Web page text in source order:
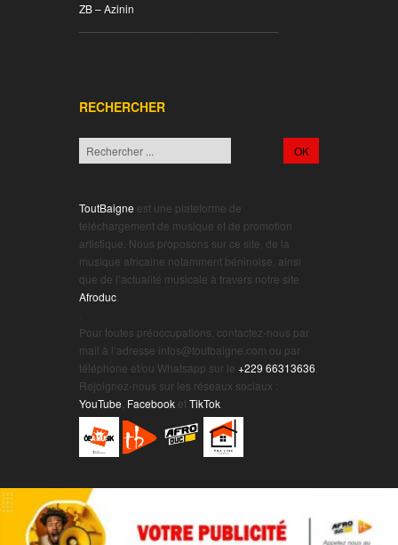
ZB – Azinin
RECHERCHER
ToutBaigne est une plateforme de
téléchargement de musique et de promotion
artistique. Nous proposons sur ce site, de la
musique africaine notamment béninoise, ainsi
que de l’actualité musicale à travers notre site
Afroduc
Pour toutes préoccupations, contactez-nous par
mail à l’adresse infos@toutbaigne.com ou par
téléphone et/ou Whatsapp sur le +229 66313636
Rejoignez-nous sur les réseaux sociaux :
YouTube Facebook etTikTok